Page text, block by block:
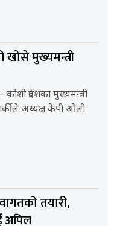
खोसे मुख्यमन्त्री
कोशी प्रदेशका मुख्यमन्त्री
अध्यक्ष केपी ओली
तयारी,
अपिल